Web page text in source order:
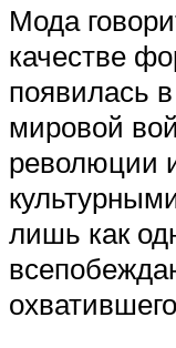
Мода
качестве
появилась
мировой
революции
лишь как